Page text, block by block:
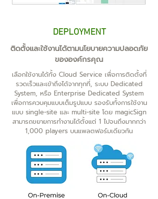
DEPLOYMENT
ติดตั้งและใช้งานได้ตามนโยบายความปลอดภัย
ขององค์กรคุณ
เลือกใช้งานได้ทั้ง Cloud Service เพื่อการติดตั้งที่
รวดเร็วและเข้าถึงได้จากทุกที่, ระบบ Dedicated
System, หรือ Enterprise Dedicated System
เพื่อการควบคุมแบบเต็มรูปแบบ รองรับทั้งการใช้งาน
แบบ single-site และ multi-site โดย magicSign
สามารถขยายการทำงานได้ตั้งแต่ 1 ไปจนถึงมากกว่า
1,000 players บนแพลตฟอร์มเดียวกัน